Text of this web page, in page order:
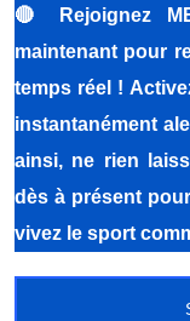
🔴
Rejoignez
maintenant pour
temps réel !
instantanément
ainsi, ne rien
dès à présent
vivez le sport